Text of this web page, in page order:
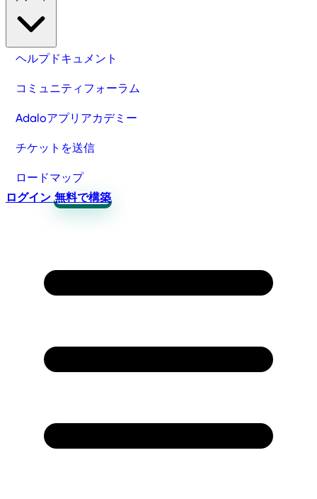
ヘルプドキュメント
コミュニティフォーラム
Adaloアプリアカデミー
チケットを送信
ロードマップ
ログイン 無料で構築